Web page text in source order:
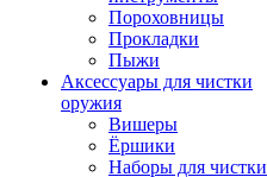
Пороховницы
Прокладки
Пыжи
Аксессуары для чистки
оружия
Вишеры
Ёршики
Наборы для чистки